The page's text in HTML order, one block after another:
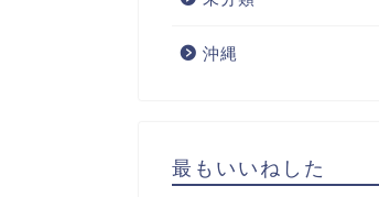
沖縄
最もいいねした